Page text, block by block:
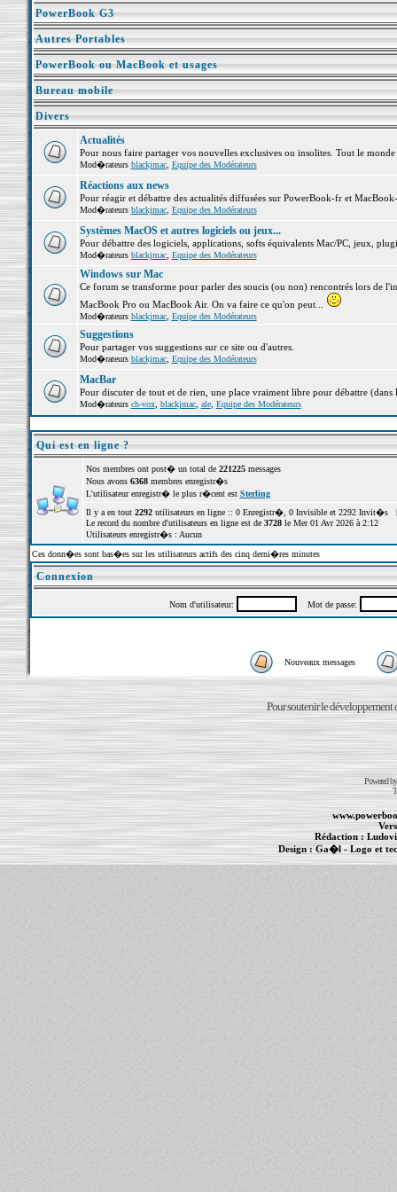
PowerBook G3
Autres Portables
PowerBook ou MacBook et usages
Bureau mobile
Divers
Actualités
Pour nous faire partager vos nouvelles exclusives ou insolites. Tout le
Mod�rateurs blackjmac, Equipe des Modérateurs
Réactions aux news
Pour réagir et débattre des actualités diffusées sur PowerBook-fr et
Mod�rateurs blackjmac, Equipe des Modérateurs
Systèmes MacOS et autres logiciels ou jeux...
Pour débattre des logiciels, applications, softs équivalents Mac/PC, jeux,
Mod�rateurs blackjmac, Equipe des Modérateurs
Windows sur Mac
Ce forum se transforme pour parler des soucis (ou non) rencontrés lors de
MacBook Pro ou MacBook Air. On va faire ce qu'on peut...
Mod�rateurs blackjmac, Equipe des Modérateurs
Suggestions
Pour partager vos suggestions sur ce site ou d'autres.
Mod�rateurs blackjmac, Equipe des Modérateurs
MacBar
Pour discuter de tout et de rien, une place vraiment libre pour débattre (dans
Mod�rateurs ch-vox, blackjmac, ale, Equipe des Modérateurs
Qui est en ligne ?
Nos membres ont post� un total de 221225messages
Nous avons 6368membres enregistr�s
L'utilisateur enregistr� le plus r�cent est Sterling
Il y a en tout 2292utilisateurs en ligne :: 0 Enregistr�, 0 Invisible et 2292 Invit�s
Le record du nombre d'utilisateurs en ligne est de 3728le Mer 01 Avr 2026 à 2:12
Utilisateurs enregistr�s : Aucun
Ces donn�es sont bas�es sur les utilisateurs actifs des cinq derni�res minutes
Connexion
Nom d'utilisateur: Mot de passe:
Nouveaux messages
Pour soutenir le développement
Powered
Rédaction :
Design : Ga�l- Logo et
PowerBook- MacBook Pro